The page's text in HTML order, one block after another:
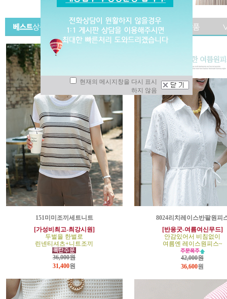
151미미조끼세트니트
[가성비최고-최강시원]
두벌을 한벌로
린넨티셔츠+니트조끼
36,000원
31,400원
8024리치레이스반팔원피
[반응굿-여름여신무드]
안감있어서 비침없이
여름엔 레이스원피스~
42,000원
36,600원
현재의 메시지창을 다시 표시
하지 않음